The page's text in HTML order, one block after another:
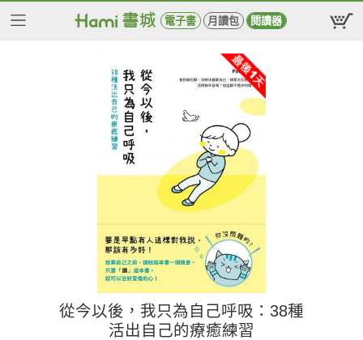
電子書 月讀包 閱讀器
從今以後，我只為自己呼吸：38種
活出自己的療癒練習